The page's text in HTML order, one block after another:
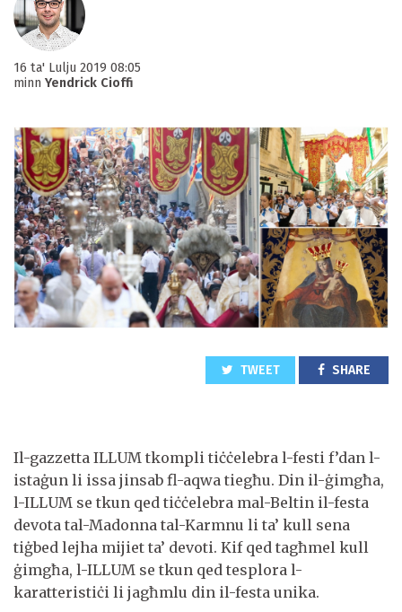
16 ta' Lulju 2019 08:05
minn Yendrick Cioffi
TWEET SHARE
Il-gazzetta ILLUM tkompli tiċċelebra l-festi f’dan l-
istaġun li issa jinsab fl-aqwa tiegħu. Din il-ġimgħa,
l-ILLUM se tkun qed tiċċelebra mal-Beltin il-festa
devota tal-Madonna tal-Karmnu li ta’ kull sena
tiġbed lejha mijiet ta’ devoti. Kif qed tagħmel kull
ġimgħa, l-ILLUM se tkun qed tesplora l-
karatteristiċi li jagħmlu din il-festa unika.